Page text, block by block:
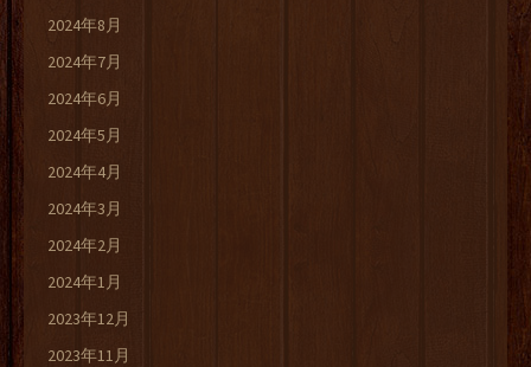
2024年8月
2024年7月
2024年6月
2024年5月
2024年4月
2024年3月
2024年2月
2024年1月
2023年12月
2023年11月